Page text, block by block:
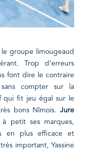
groupe limougeaud
Trop d’erreurs
font dire le contraire
compter sur la
qui fit jeu égal sur le
bons Nîmois.Jure
petit ses marques,
plus efficace et
important, Yassine